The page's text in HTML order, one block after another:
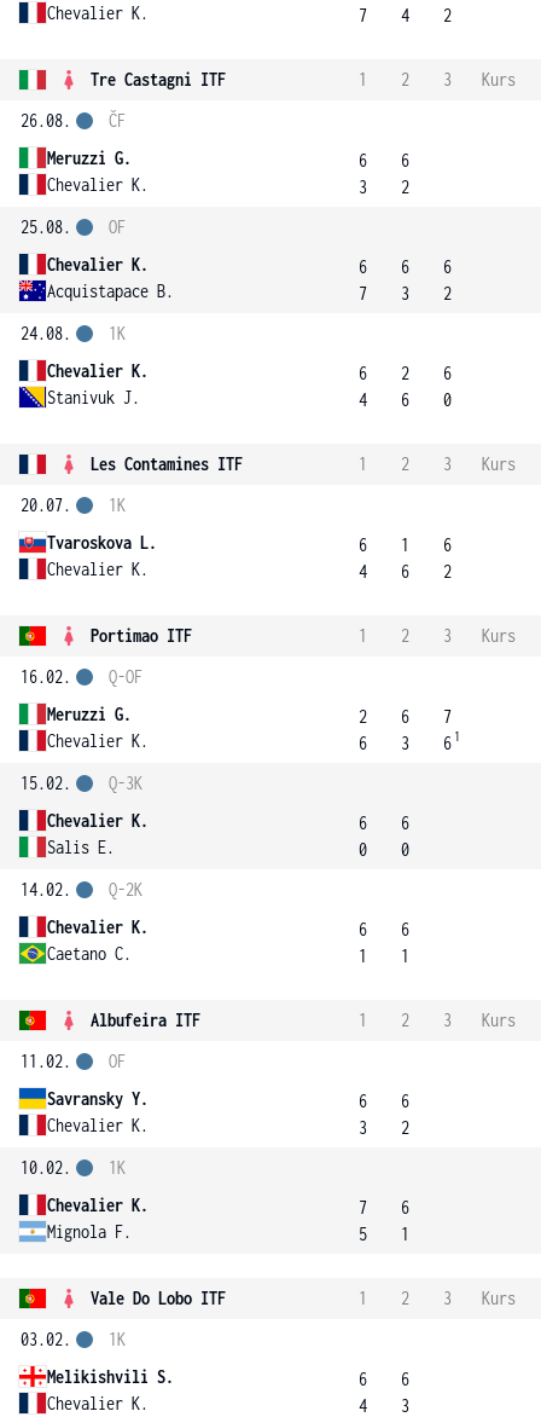
Chevalier K.
7
4
2
Tre Castagni ITF 1 2 3
Kurs
26.08.
Meruzzi G.
Chevalier K.
ČF
6
3
6
2
25.08.
Chevalier K.
Acquistapace B.
OF
6
7
6
3
6
2
24.08.
Chevalier K.
Stanivuk J.
1K
6
4
2
6
6
0
Les Contamines ITF 1 2 3
Kurs
20.07.
Tvaroskova L.
Chevalier K.
1K
6
4
1
6
6
2
Portimao ITF 1 2 3
Kurs
16.02.
Meruzzi G.
Chevalier K.
Q-OF
2
6
6
3
7
6 1
15.02.
Chevalier K.
Salis E.
Q-3K
6
0
6
0
14.02.
Chevalier K.
Caetano C.
Q-2K
6
1
6
1
Albufeira ITF 1 2 3
Kurs
11.02.
Savransky Y.
Chevalier K.
OF
6
3
6
2
10.02.
Chevalier K.
Mignola F.
1K
7
5
6
1
Vale Do Lobo ITF 1 2 3
Kurs
03.02.
Melikishvili S.
Chevalier K.
1K
6
4
6
3